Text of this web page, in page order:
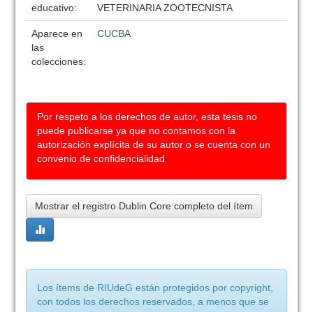
educativo:
VETERINARIA ZOOTECNISTA
Aparece en
las
colecciones:
CUCBA
Por respeto a los derechos de autor, esta tesis no
puede publicarse ya que no contamos con la
autorización explícita de su autor o se cuenta con un
convenio de confidencialidad
Mostrar el registro Dublin Core completo del ítem
Los ítems de RIUdeG están protegidos por copyright,
con todos los derechos reservados, a menos que se